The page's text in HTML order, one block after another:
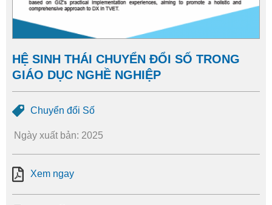
HỆ SINH THÁI CHUYỂN ĐỔI SỐ TRONG
GIÁO DỤC NGHỀ NGHIỆP
Chuyển đổi Số
Ngày xuất bản: 2025
Xem ngay